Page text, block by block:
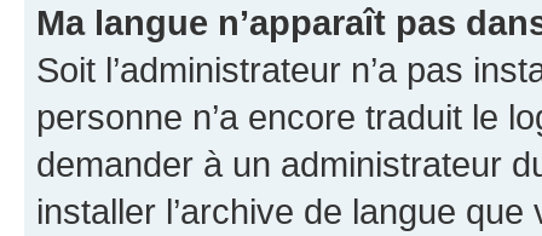
Ma langue n’apparaît pas
Soit l’administrateur n’a pas
personne n’a encore traduit le
demander à un administrateur
installer l’archive de langue